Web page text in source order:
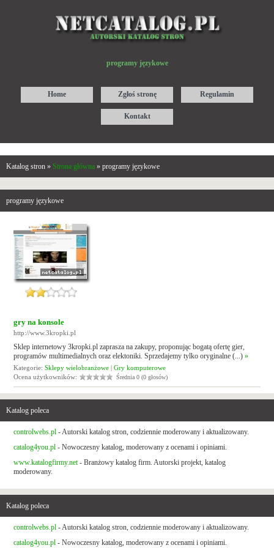
programy językowe
Home Zgłoś stronę Regulamin
Kontakt
Katalog stron » Strona główna » programy językowe
programy językowe
gry na konsole
http://www.3kropki.pl
Sklep internetowy 3kropki.pl zaprasza na zakupy, proponując bogatą ofertę gier,
programów multimedialnych oraz elektoniki. Sprzedajemy tylko oryginalne (...)»
Kategorie:Sklepy wielobranżowe |Gry komputerowe
Ocena użytkowników:
Średnia 0 (0 głosów)
Katalog poleca
controlwebs.pl - Autorski katalog stron, codziennie moderowany i aktualizowany.
catalog4you.pl - Nowoczesny katalog, moderowany z ocenami i opiniami.
www.katalogfirmy.net - Branżowy katalog firm. Autorski projekt, katalog
moderowany.
Katalog poleca
controlwebs.pl - Autorski katalog stron, codziennie moderowany i aktualizowany.
catalog4you.pl - Nowoczesny katalog, moderowany z ocenami i opiniami.